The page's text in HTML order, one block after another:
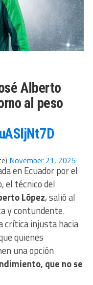
Alberto
al peso
November 21, 2025
en Ecuador por el
el técnico del
López, salió al
y contundente.
crítica injusta hacia
quienes
una opción
que no se